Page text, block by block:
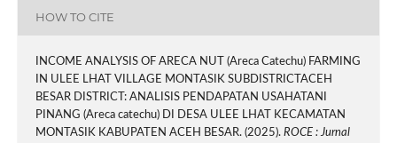
HOW TO CITE
INCOME ANALYSIS OF ARECA NUT (Areca Catechu) FARMING
IN ULEE LHAT VILLAGE MONTASIK SUBDISTRICTACEH
BESAR DISTRICT: ANALISIS PENDAPATAN USAHATANI
PINANG (Areca catechu) DI DESA ULEE LHAT KECAMATAN
MONTASIK KABUPATEN ACEH BESAR. (2025). ROCE : Jurnal